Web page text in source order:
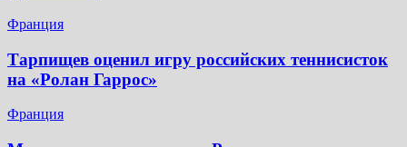
Франция
Тарпищев оценил игру российских теннисисток
на «Ролан Гаррос»
Франция